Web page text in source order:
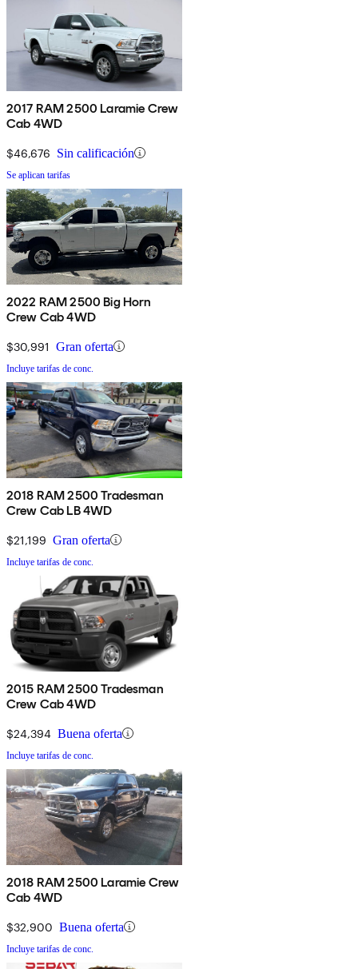
2017 RAM 2500 Laramie Crew
Cab 4WD
$46,676 Sin calificación
Se aplican tarifas
2022 RAM 2500 Big Horn
Crew Cab 4WD
$30,991 Gran oferta
Incluye tarifas de conc.
2018 RAM 2500 Tradesman
Crew Cab LB 4WD
$21,199 Gran oferta
Incluye tarifas de conc.
2015 RAM 2500 Tradesman
Crew Cab 4WD
$24,394 Buena oferta
Incluye tarifas de conc.
2018 RAM 2500 Laramie Crew
Cab 4WD
$32,900 Buena oferta
Incluye tarifas de conc.